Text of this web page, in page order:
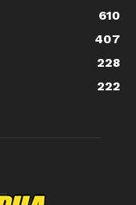
610
407
228
222